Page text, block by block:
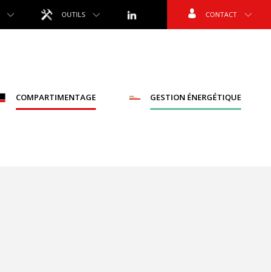
OUTILS CONTACT
COMPARTIMENTAGE GESTION ÉNERGÉTIQUE